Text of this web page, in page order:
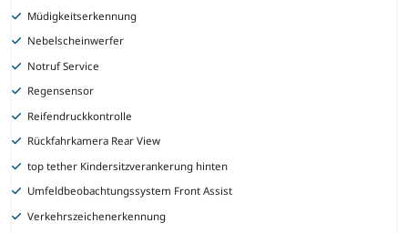
Müdigkeitserkennung
Nebelscheinwerfer
Notruf Service
Regensensor
Reifendruckkontrolle
Rückfahrkamera Rear View
top tether Kindersitzverankerung hinten
Umfeldbeobachtungssystem Front Assist
Verkehrszeichenerkennung